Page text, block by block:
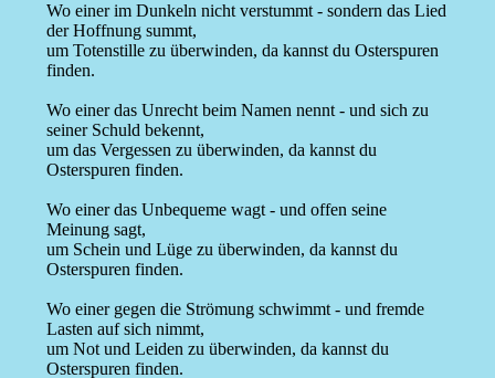
Wo einer im Dunkeln nicht verstummt - sondern das Lied
der Hoffnung summt,
um Totenstille zu überwinden, da kannst du Osterspuren
finden.
Wo einer das Unrecht beim Namen nennt - und sich zu
seiner Schuld bekennt,
um das Vergessen zu überwinden, da kannst du
Osterspuren finden.
Wo einer das Unbequeme wagt - und offen seine
Meinung sagt,
um Schein und Lüge zu überwinden, da kannst du
Osterspuren finden.
Wo einer gegen die Strömung schwimmt - und fremde
Lasten auf sich nimmt,
um Not und Leiden zu überwinden, da kannst du
Osterspuren finden.